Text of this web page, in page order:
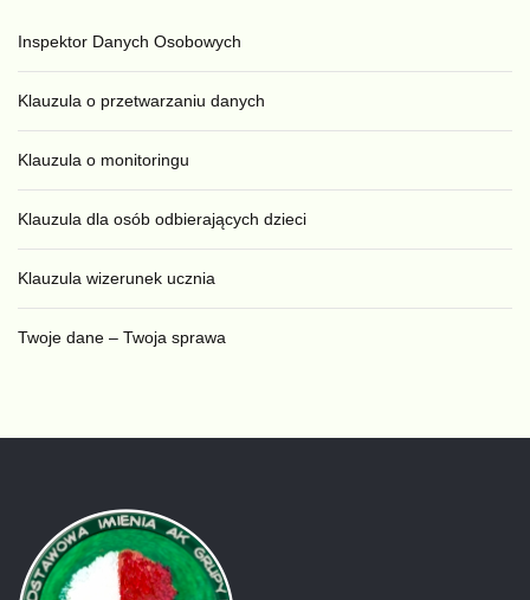
Inspektor Danych Osobowych
Klauzula o przetwarzaniu danych
Klauzula o monitoringu
Klauzula dla osób odbierających dzieci
Klauzula wizerunek ucznia
Twoje dane – Twoja sprawa